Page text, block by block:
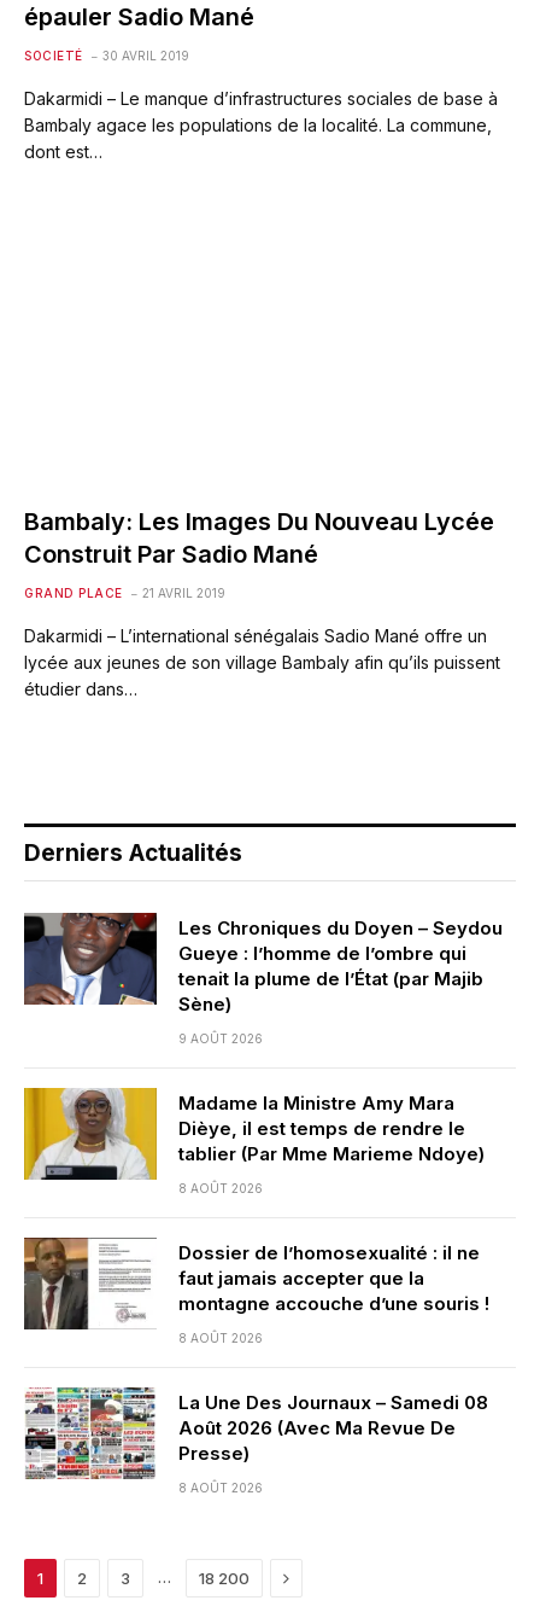
épauler Sadio Mané
SOCIETÉ 30 AVRIL 2019
Dakarmidi – Le manque d’infrastructures sociales de base à
Bambaly agace les populations de la localité. La commune,
dont est…
Bambaly: Les Images Du Nouveau Lycée
Construit Par Sadio Mané
GRAND PLACE 21 AVRIL 2019
Dakarmidi – L’international sénégalais Sadio Mané offre un
lycée aux jeunes de son village Bambaly afin qu’ils puissent
étudier dans…
Derniers Actualités
Les Chroniques du Doyen – Seydou
Gueye : l’homme de l’ombre qui
tenait la plume de l’État (par Majib
Sène)
9 AOÛT 2026
Madame la Ministre Amy Mara
Dièye, il est temps de rendre le
tablier (Par Mme Marieme Ndoye)
8 AOÛT 2026
Dossier de l’homosexualité : il ne
faut jamais accepter que la
montagne accouche d’une souris !
8 AOÛT 2026
La Une Des Journaux – Samedi 08
Août 2026 (Avec Ma Revue De
Presse)
8 AOÛT 2026
1 2 3 … 18 200 Next